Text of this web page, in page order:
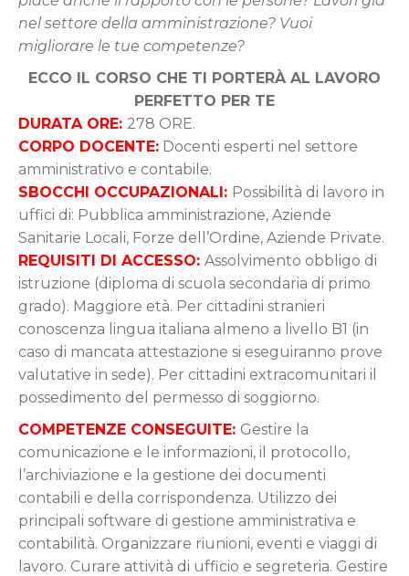
nel settore della amministrazione? Vuoi
migliorare le tue competenze?
ECCO IL CORSO CHE TI PORTERÀ AL LAVORO
PERFETTO PER TE
DURATA ORE: 278 ORE.
CORPO DOCENTE: Docenti esperti nel settore
amministrativo e contabile.
SBOCCHI OCCUPAZIONALI: Possibilità di lavoro in
uffici di: Pubblica amministrazione, Aziende
Sanitarie Locali, Forze dell’Ordine, Aziende Private.
REQUISITI DI ACCESSO: Assolvimento obbligo di
istruzione (diploma di scuola secondaria di primo
grado). Maggiore età. Per cittadini stranieri
conoscenza lingua italiana almeno a livello B1 (in
caso di mancata attestazione si eseguiranno prove
valutative in sede). Per cittadini extracomunitari il
possedimento del permesso di soggiorno.
COMPETENZE CONSEGUITE: Gestire la
comunicazione e le informazioni, il protocollo,
l’archiviazione e la gestione dei documenti
contabili e della corrispondenza. Utilizzo dei
principali software di gestione amministrativa e
contabilità. Organizzare riunioni, eventi e viaggi di
lavoro. Curare attività di ufficio e segreteria. Gestire